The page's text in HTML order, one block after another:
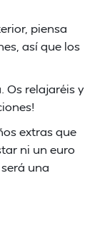
piensa
así que los
Os relajaréis y
extras que
ni un euro
una